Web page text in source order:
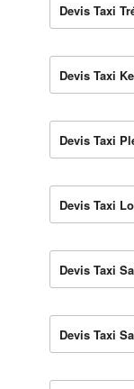
Devis Taxi
Devis Taxi
Devis Taxi
Devis Taxi
Devis Taxi
Devis Taxi